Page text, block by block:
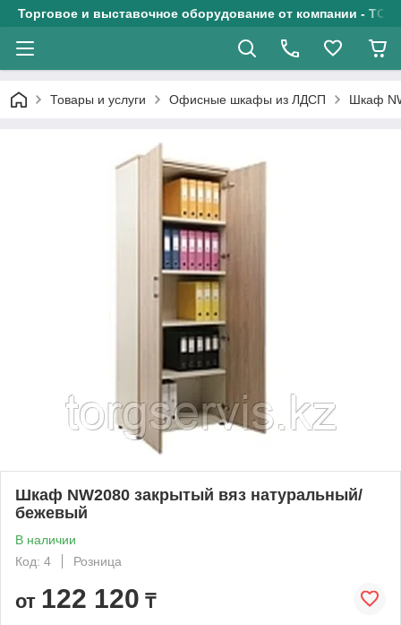
Торговое и выставочное оборудование от компании - ТОО
Товары и услуги Офисные шкафы из ЛДСП Шкаф
Шкаф NW2080 закрытый вяз натуральный/
бежевый
В наличии
Код: 4
Розница
от 122 120 ₸